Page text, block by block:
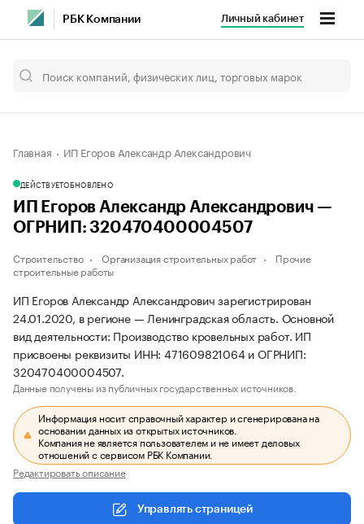
РБК Компании Личный кабинет
Главная ИП Егоров Александр Александрович
ДЕЙСТВУЕТОБНОВЛЕНО
ИП Егоров Александр Александрович —
ОГРНИП: 320470400004507
Строительство Организация строительных работ
Прочие
строительные работы
ИП Егоров Александр Александрович зарегистрирован
24.01.2020, в регионе — Ленинградская область. Основной
вид деятельности: Производство кровельных работ. ИП
присвоены реквизиты ИНН: 471609821064 и ОГРНИП:
320470400004507.
Данные получены из публичных государственных источников.
Информация носит справочный характер и сгенерирована на
основании данных из открытых источников.
Компания не является пользователем и не имеет деловых
отношений с сервисом РБК Компании.
Редактировать описание
Управлять страницей